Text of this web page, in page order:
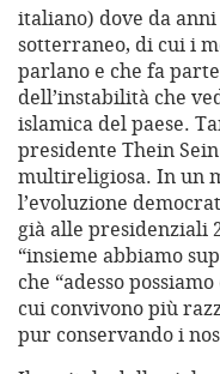
italiano) dove da
sotterraneo, di cui i
parlano e che fa
dell’instabilità che
islamica del paese.
presidente Thein
multireligiosa. In un
l’evoluzione
già alle presidenziali
“insieme abbiamo
che “adesso
cui convivono più
pur conservando i